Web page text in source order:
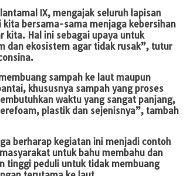
IX, mengajak seluruh lapisan
kita bersama-sama menjaga kebersihan
kita. Hal ini sebagai upaya untuk
dan ekosistem agar tidak rusak”, tutur
sampah ke laut maupun
khususnya sampah yang proses
waktu yang sangat panjang,
plastik dan sejenisnya”, tambah
berharap kegiatan ini menjadi contoh
untuk bahu membahu dan
tinggi peduli untuk tidak membuang